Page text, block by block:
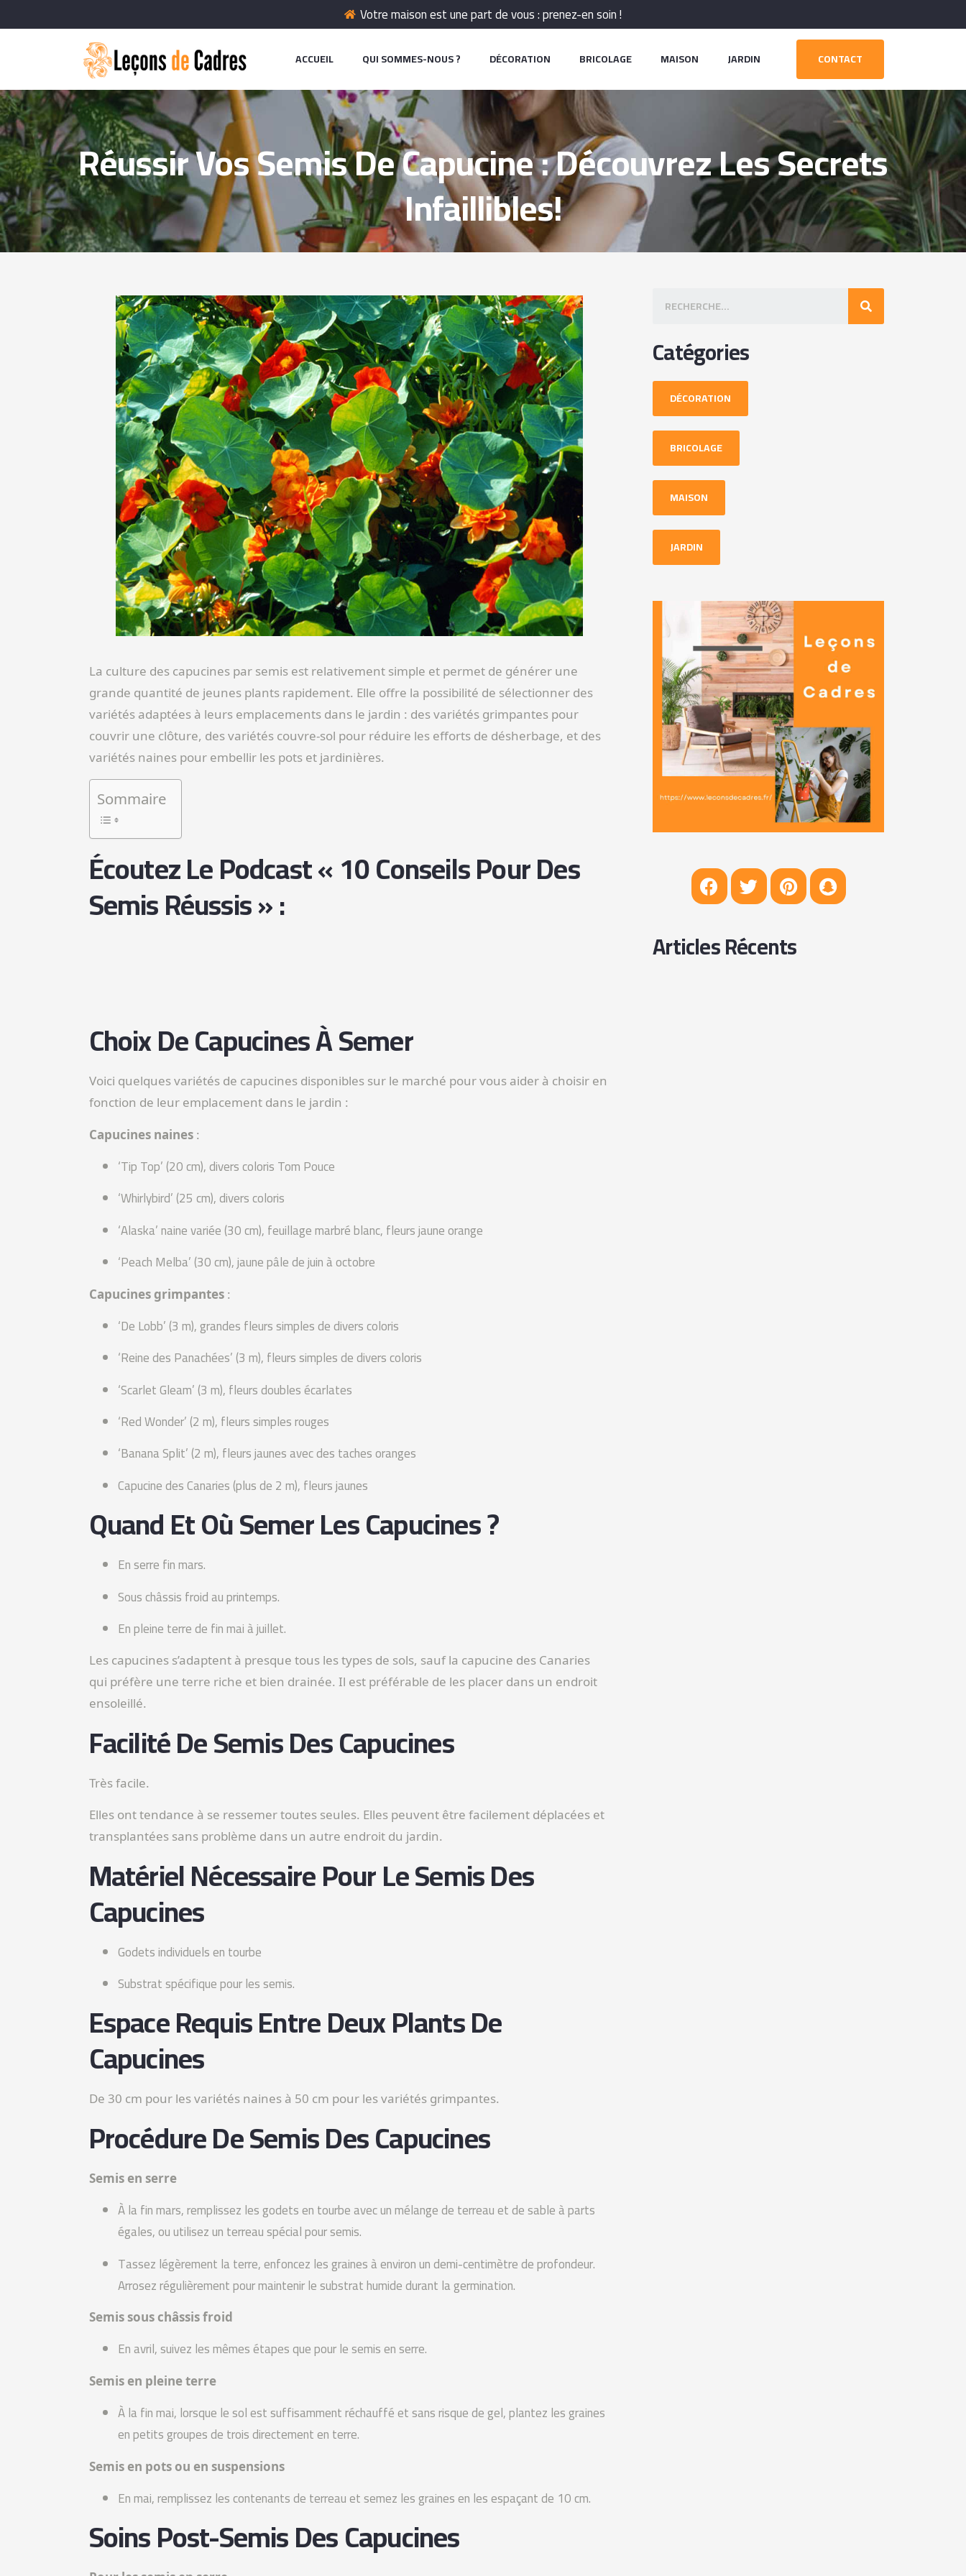
Votre maison est une part de vous : prenez-en soin !
ACCUEIL QUI SOMMES-NOUS ? DÉCORATION BRICOLAGE MAISON JARDIN CONTACT
Réussir Vos Semis De Capucine : Découvrez Les Secrets
Infaillibles!
La culture des capucines par semis est relativement simple et permet de générer une
grande quantité de jeunes plants rapidement. Elle offre la possibilité de sélectionner des
variétés adaptées à leurs emplacements dans le jardin : des variétés grimpantes pour
couvrir une clôture, des variétés couvre-sol pour réduire les efforts de désherbage, et des
variétés naines pour embellir les pots et jardinières.
Sommaire
Écoutez Le Podcast « 10 Conseils Pour Des
Semis Réussis » :
Choix De Capucines À Semer
Voici quelques variétés de capucines disponibles sur le marché pour vous aider à choisir en
fonction de leur emplacement dans le jardin :
Capucines naines :
‘Tip Top’ (20 cm), divers coloris Tom Pouce
‘Whirlybird’ (25 cm), divers coloris
‘Alaska’ naine variée (30 cm), feuillage marbré blanc, fleurs jaune orange
‘Peach Melba’ (30 cm), jaune pâle de juin à octobre
Capucines grimpantes :
‘De Lobb’ (3 m), grandes fleurs simples de divers coloris
‘Reine des Panachées’ (3 m), fleurs simples de divers coloris
‘Scarlet Gleam’ (3 m), fleurs doubles écarlates
‘Red Wonder’ (2 m), fleurs simples rouges
‘Banana Split’ (2 m), fleurs jaunes avec des taches oranges
Capucine des Canaries (plus de 2 m), fleurs jaunes
Quand Et Où Semer Les Capucines ?
En serre fin mars.
Sous châssis froid au printemps.
En pleine terre de fin mai à juillet.
Les capucines s’adaptent à presque tous les types de sols, sauf la capucine des Canaries
qui préfère une terre riche et bien drainée. Il est préférable de les placer dans un endroit
ensoleillé.
Facilité De Semis Des Capucines
Très facile.
Elles ont tendance à se ressemer toutes seules. Elles peuvent être facilement déplacées et
transplantées sans problème dans un autre endroit du jardin.
Matériel Nécessaire Pour Le Semis Des
Capucines
Godets individuels en tourbe
Substrat spécifique pour les semis.
Espace Requis Entre Deux Plants De
Capucines
De 30 cm pour les variétés naines à 50 cm pour les variétés grimpantes.
Procédure De Semis Des Capucines
Semis en serre
À la fin mars, remplissez les godets en tourbe avec un mélange de terreau et de sable à parts
égales, ou utilisez un terreau spécial pour semis.
Tassez légèrement la terre, enfoncez les graines à environ un demi-centimètre de profondeur.
Arrosez régulièrement pour maintenir le substrat humide durant la germination.
Semis sous châssis froid
En avril, suivez les mêmes étapes que pour le semis en serre.
Semis en pleine terre
À la fin mai, lorsque le sol est suffisamment réchauffé et sans risque de gel, plantez les graines
en petits groupes de trois directement en terre.
Semis en pots ou en suspensions
En mai, remplissez les contenants de terreau et semez les graines en les espaçant de 10 cm.
Soins Post-Semis Des Capucines
Catégories
DÉCORATION
BRICOLAGE
MAISON
JARDIN
Articles Récents